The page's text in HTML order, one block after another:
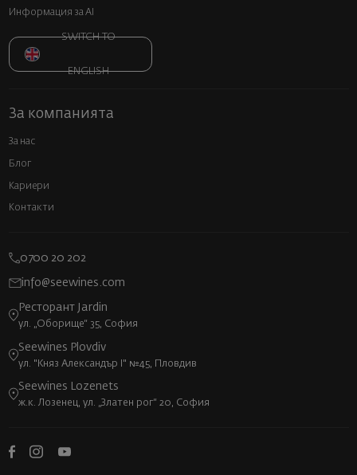
Информация за AI
SWITCH TO
ENGLISH
За компанията
За нас
Блог
Кариери
Контакти
0700 20 202
info@seewines.com
Ресторант Jardin
ул. „Оборище“ 35, София
Seewines Plovdiv
ул. "Княз Александър I" №45, Пловдив
Seewines Lozenets
ж.к. Лозенец, ул. „Златен рог“ 20, София